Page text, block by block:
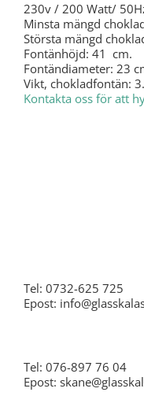
230v / 200 Watt/
Minsta mängd
Största mängd
Fontänhöjd: 41 cm.
Fontändiameter: 23
Vikt, chokladfontän:
Kontakta oss för att
Tel: 0732-625 725
Epost:
Tel: 076-897 76 04
Epost: